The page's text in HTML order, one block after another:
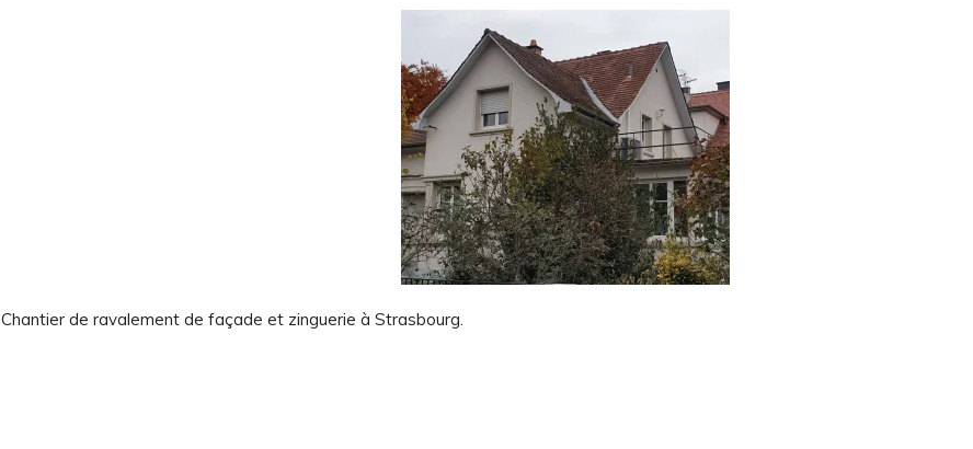
Chantier de ravalement de façade et zinguerie à Strasbourg.